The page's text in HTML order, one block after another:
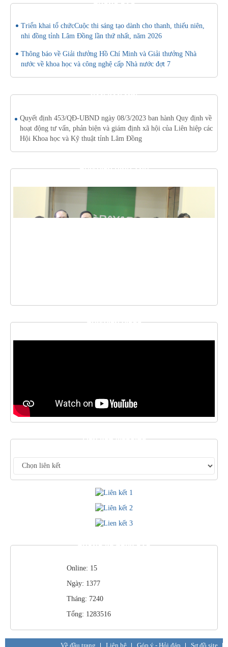
THÔNG BÁO
Triển khai tổ chứcCuộc thi sáng tạo dành cho thanh, thiếu niên,
nhi đồng tỉnh Lâm Đồng lần thứ nhất, năm 2026
Thông báo về Giải thưởng Hồ Chí Minh và Giải thưởng Nhà
nước về khoa học và công nghệ cấp Nhà nước đợt 7
VĂN BẢN MỚI
Quyết định 453/QĐ-UBND ngày 08/3/2023 ban hành Quy định về
hoạt động tư vấn, phản biện và giám định xã hội của Liên hiệp các
Hội Khoa học và Kỹ thuật tỉnh Lâm Đồng
THƯ VIỆN HÌNH ẢNH
THƯ VIỆN VIDEO
LIÊN KẾT WEBSITE
THỐNG KÊ TRUY CẬP
Online: 15
Ngày: 1377
Tháng: 7240
Tổng: 1283516
Về đầu trang Liên hệ Góp ý - Hỏi đáp Sơ đồ site